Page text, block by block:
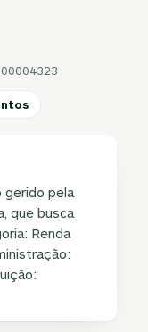
gerido pela
que busca
Renda